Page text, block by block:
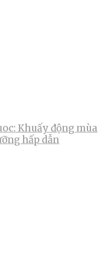
Khuấy động mùa
hấp dẫn